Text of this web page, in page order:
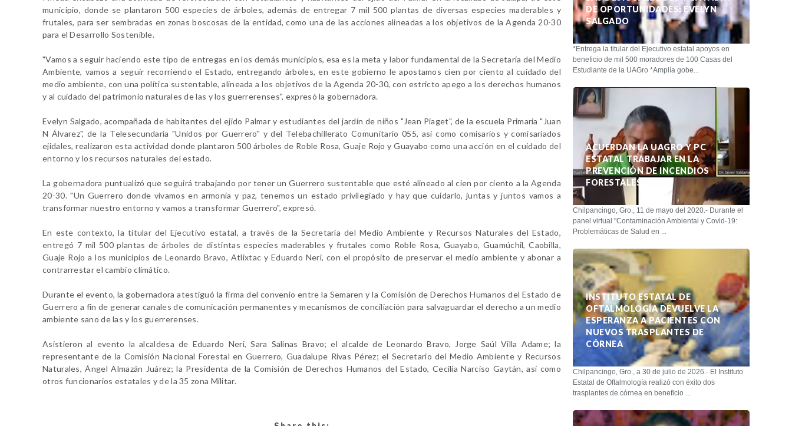
municipio, donde se plantaron 500 especies de árboles, además de entregar 7 mil 500 plantas de diversas especies maderables y
frutales, para ser sembradas en zonas boscosas de la entidad, como una de las acciones alineadas a los objetivos de la Agenda 20-30
para el Desarrollo Sostenible.
"Vamos a seguir haciendo este tipo de entregas en los demás municipios, esa es la meta y labor fundamental de la Secretaría del Medio
Ambiente, vamos a seguir recorriendo el Estado, entregando árboles, en este gobierno le apostamos cien por ciento al cuidado del
medio ambiente, con una política sustentable, alineada a los objetivos de la Agenda 20-30, con estricto apego a los derechos humanos
y al cuidado del patrimonio naturales de las y los guerrerenses", expresó la gobernadora.
Evelyn Salgado, acompañada de habitantes del ejido Palmar y estudiantes del jardín de niños "Jean Piaget", de la escuela Primaria "Juan
N Álvarez", de la Telesecundaria "Unidos por Guerrero" y del Telebachillerato Comunitario 055, así como comisarios y comisariados
ejidales, realizaron esta actividad donde plantaron 500 árboles de Roble Rosa, Guaje Rojo y Guayabo como una acción en el cuidado del
entorno y los recursos naturales del estado.
La gobernadora puntualizó que seguirá trabajando por tener un Guerrero sustentable que esté alineado al cien por ciento a la Agenda
20-30. "Un Guerrero donde vivamos en armonía y paz, tenemos un estado privilegiado y hay que cuidarlo, juntas y juntos vamos a
transformar nuestro entorno y vamos a transformar Guerrero", expresó.
En este contexto, la titular del Ejecutivo estatal, a través de la Secretaría del Medio Ambiente y Recursos Naturales del Estado,
entregó 7 mil 500 plantas de árboles de distintas especies maderables y frutales como Roble Rosa, Guayabo, Guamúchil, Caobilla,
Guaje Rojo a los municipios de Leonardo Bravo, Atlixtac y Eduardo Neri, con el propósito de preservar el medio ambiente y abonar a
contrarrestar el cambio climático.
Durante el evento, la gobernadora atestiguó la firma del convenio entre la Semaren y la Comisión de Derechos Humanos del Estado de
Guerrero a fin de generar canales de comunicación permanentes y mecanismos de conciliación para salvaguardar el derecho a un medio
ambiente sano de las y los guerrerenses.
Asistieron al evento la alcaldesa de Eduardo Neri, Sara Salinas Bravo; el alcalde de Leonardo Bravo, Jorge Saúl Villa Adame; la
representante de la Comisión Nacional Forestal en Guerrero, Guadalupe Rivas Pérez; el Secretario del Medio Ambiente y Recursos
Naturales, Ángel Almazán Juárez; la Presidenta de la Comisión de Derechos Humanos del Estado, Cecilia Narciso Gaytán, así como
otros funcionarios estatales y de la 35 zona Militar.
DE OPORTUNIDADES: EVELYN
SALGADO
*Entrega la titular del Ejecutivo estatal apoyos en
beneficio de mil 500 moradores de 100 Casas del
Estudiante de la UAGro *Amplía gobe...
ACUERDAN LA UAGRO Y PC
ESTATAL TRABAJAR EN LA
PREVENCIÓN DE INCENDIOS
FORESTALES
Chilpancingo, Gro., 11 de mayo del 2020.- Durante el
panel virtual "Contaminación Ambiental y Covid-19:
Problemáticas de Salud en ...
INSTITUTO ESTATAL DE
OFTALMOLOGÍA DEVUELVE LA
ESPERANZA A PACIENTES CON
NUEVOS TRASPLANTES DE
CÓRNEA
Chilpancingo, Gro., a 30 de julio de 2026.- El Instituto
Estatal de Oftalmología realizó con éxito dos
trasplantes de córnea en beneficio ...